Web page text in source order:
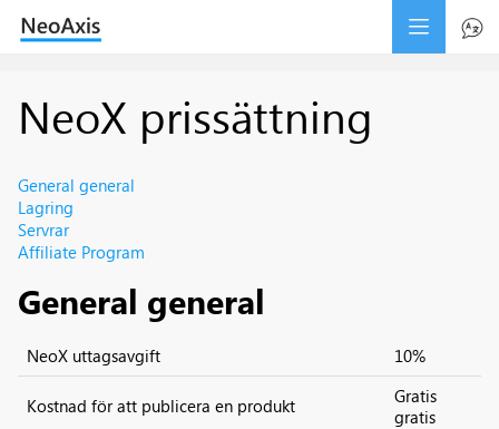
NeoX prissättning
General general
Lagring
Servrar
Affiliate Program
General general
NeoX uttagsavgift 10%
Kostnad för att publicera en produkt
Gratis
gratis